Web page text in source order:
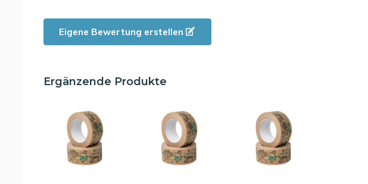
Eigene Bewertung erstellen
Ergänzende Produkte